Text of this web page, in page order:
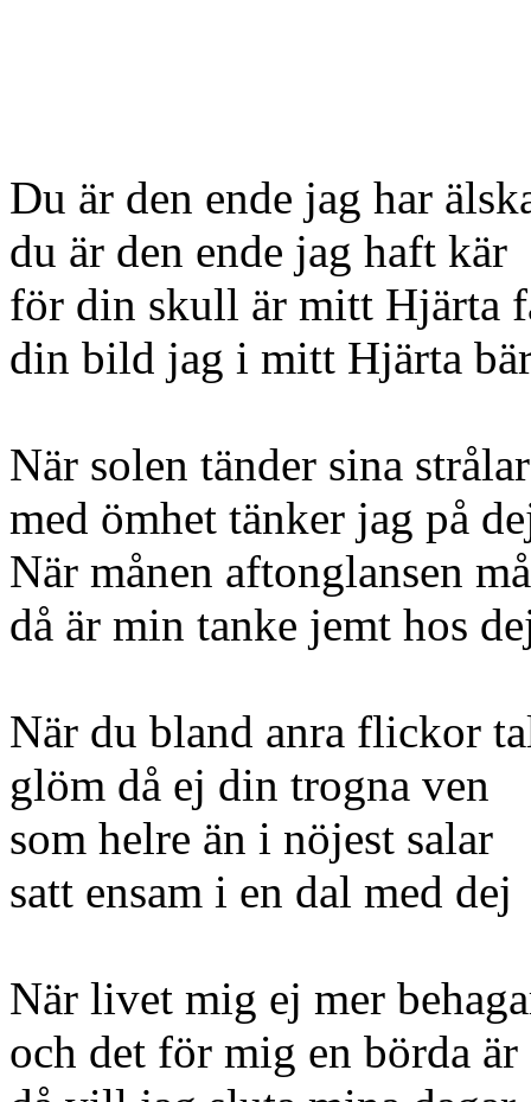
Du är den ende jag har
du är den ende jag haft kär
för din skull är mitt Hjärta
din bild jag i mitt Hjärta
När solen tänder sina strålar
med ömhet tänker jag på
När månen aftonglansen
då är min tanke jemt hos
När du bland anra flickor
glöm då ej din trogna ven
som helre än i nöjest salar
satt ensam i en dal med dej
När livet mig ej mer
och det för mig en börda är